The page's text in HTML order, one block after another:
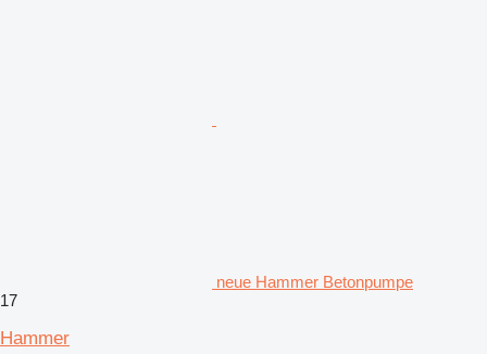
neue Hammer Betonpumpe
17
Hammer